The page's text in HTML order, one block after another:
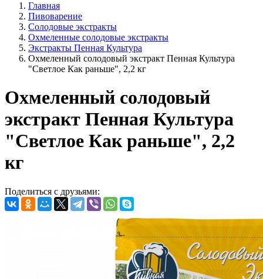
Главная
Пивоварение
Солодовые экстракты
Охмеленные солодовые экстракты
Экстракты Пенная Культура
Охмеленный солодовый экстракт Пенная Культура
"Светлое Как раньше", 2,2 кг
Охмеленный солодовый
экстракт Пенная Культура
"Светлое Как раньше", 2,2
кг
Поделиться с друзьями: